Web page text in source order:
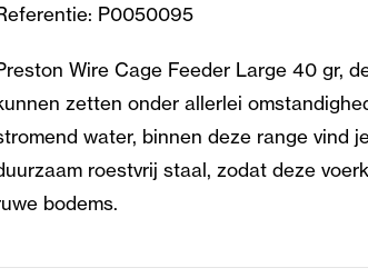
P0050095
Wire Cage Feeder Large 40 gr,
zetten onder allerlei
water, binnen deze range vind
roestvrij staal, zodat deze
bodems.